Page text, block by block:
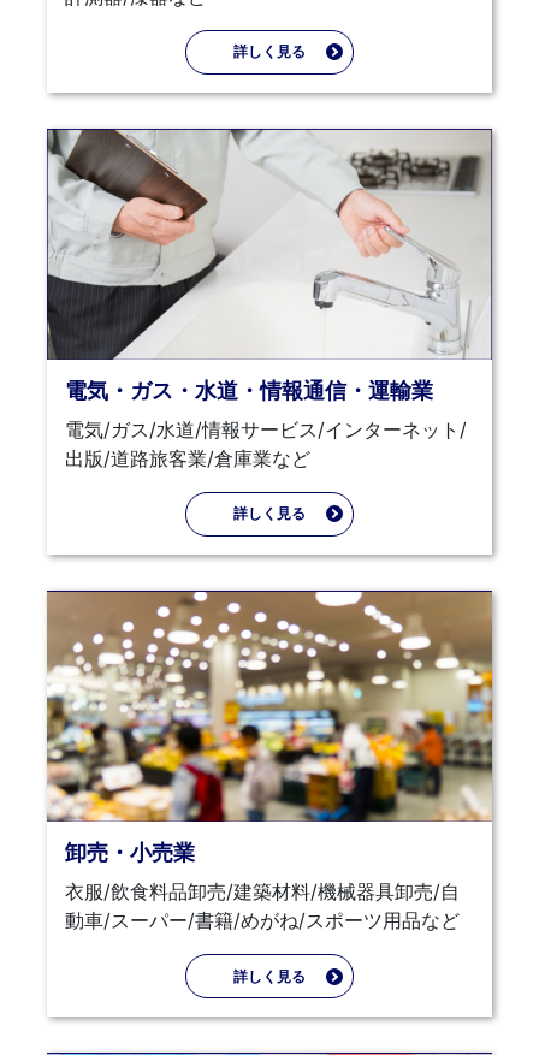
詳しく見る
電気・ガス・水道・情報通信・運輸業
電気/ガス/水道/情報サービス/インターネット/
出版/道路旅客業/倉庫業など
詳しく見る
卸売・小売業
衣服/飲食料品卸売/建築材料/機械器具卸売/自
動車/スーパー/書籍/めがね/スポーツ用品など
詳しく見る